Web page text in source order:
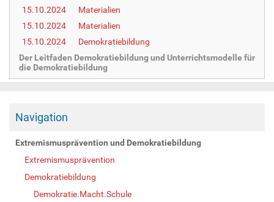
:
15.10.2024
Materialien
15.10.2024
Materialien
15.10.2024
Demokratiebildung
Der Leitfaden Demokratiebildung und Unterrichtsmodelle für
die Demokratiebildung
Navigation
Extremismusprävention und Demokratiebildung
Extremismusprävention
Demokratiebildung
Demokratie.Macht.Schule